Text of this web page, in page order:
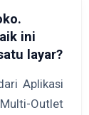
ini
layar?
Aplikasi
Outlet